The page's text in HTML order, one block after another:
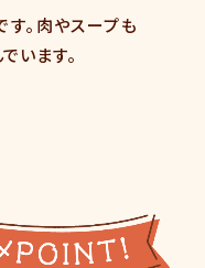
。肉やスープも
います。